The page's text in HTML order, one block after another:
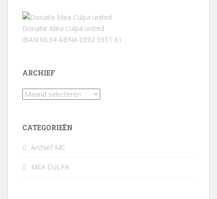
Donatie Mea Culpa united
iBAN:NL34 ABNA 0592 5951 61
ARCHIEF
Archief
CATEGORIEËN
Archief MC
MEA CULPA